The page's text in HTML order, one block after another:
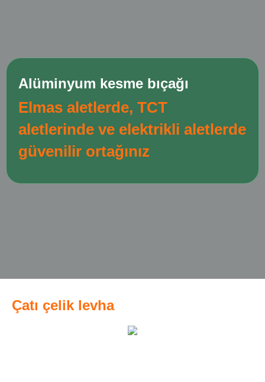
Alüminyum kesme bıçağı
Elmas aletlerde, TCT
aletlerinde ve elektrikli aletlerde
güvenilir ortağınız
Çatı çelik levha